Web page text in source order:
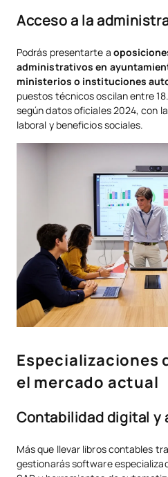
Acceso a la
Podrás presentarte a
administrativos en
ministerios o instituciones
puestos técnicos oscilan entre
según datos oficiales 2024, con
laboral y beneficios sociales.
Especializaciones
el mercado actual
Contabilidad digital y
Más que llevar libros contables
gestionarás software